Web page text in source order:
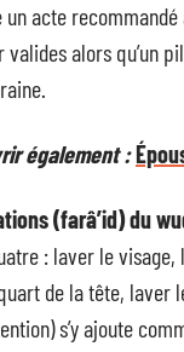
un acte
valides alors qu’un
également :
(farâ’id) du
: laver le visage,
de la tête, laver
s’y ajoute